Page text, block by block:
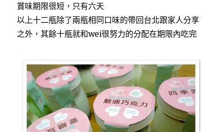
賞味期限很短，只有六天
以上十二瓶除了兩瓶相同口味的帶回台北跟家人分享
之外，其餘十瓶就和wei很努力的分配在期限內吃完